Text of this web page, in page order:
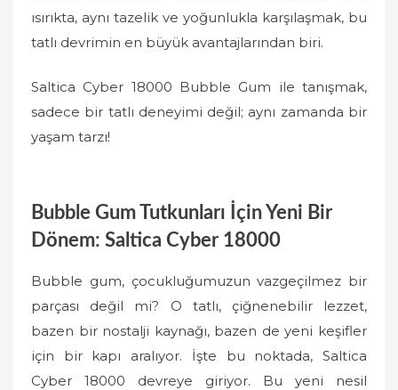
ısırıkta, aynı tazelik ve yoğunlukla karşılaşmak, bu
tatlı devrimin en büyük avantajlarından biri.
Saltica Cyber 18000 Bubble Gum ile tanışmak,
sadece bir tatlı deneyimi değil; aynı zamanda bir
yaşam tarzı!
Bubble Gum Tutkunları İçin Yeni Bir
Dönem: Saltica Cyber 18000
Bubble gum, çocukluğumuzun vazgeçilmez bir
parçası değil mi? O tatlı, çiğnenebilir lezzet,
bazen bir nostalji kaynağı, bazen de yeni keşifler
için bir kapı aralıyor. İşte bu noktada, Saltica
Cyber 18000 devreye giriyor. Bu yeni nesil